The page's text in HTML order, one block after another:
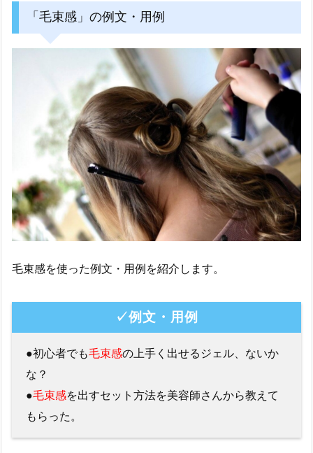
「毛束感」の例文・用例
毛束感を使った例文・用例を紹介します。
✓例文・用例
●初心者でも毛束感の上手く出せるジェル、ないか
な？
●毛束感を出すセット方法を美容師さんから教えて
もらった。